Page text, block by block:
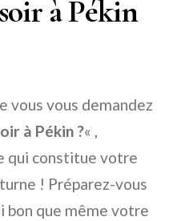
à Pékin
vous vous demandez
à Pékin ?« ,
qui constitue votre
! Préparez-vous
bon que même votre